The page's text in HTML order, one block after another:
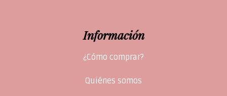
Información
¿Cómo comprar?
Quiénes somos